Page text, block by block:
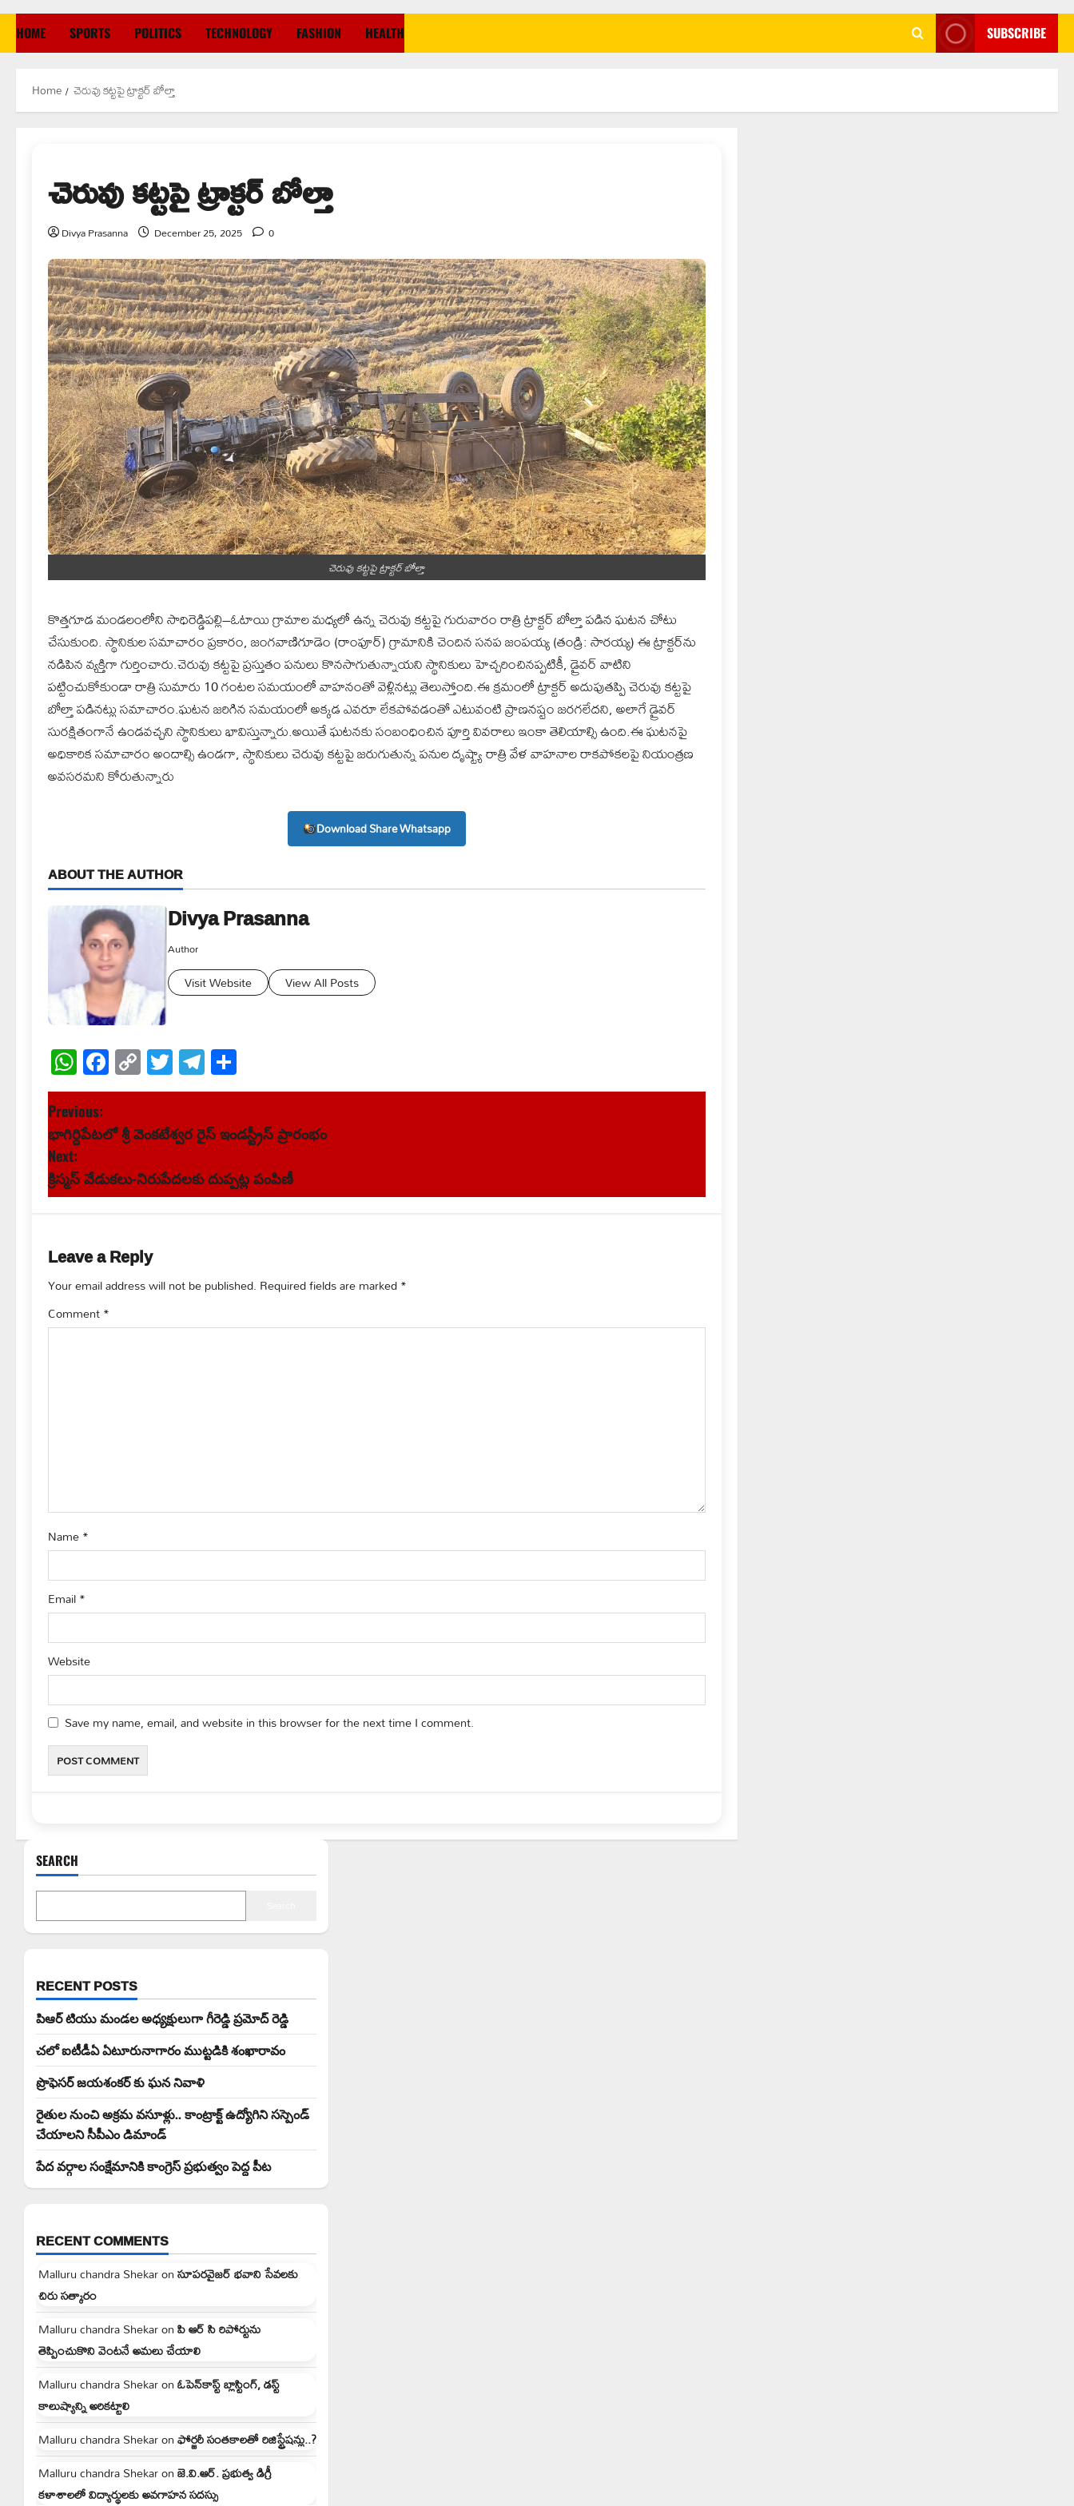
HOME SPORTS POLITICS TECHNOLOGY FASHION HEALTH SUBSCRIBE
Home చెరువు కట్టపై ట్రాక్టర్ బోల్తా
చెరువు కట్టపై ట్రాక్టర్ బోల్తా
Divya Prasanna December 25, 2025 0
చెరువు కట్టపై ట్రాక్టర్ బోల్తా
కొత్తగూడ మండలంలోని సాధిరెడ్డిపల్లి–ఓటాయి గ్రామాల మధ్యలో ఉన్న చెరువు కట్టపై గురువారం రాత్రి ట్రాక్టర్ బోల్తా పడిన ఘటన చోటు
చేసుకుంది. స్థానికుల సమాచారం ప్రకారం, జంగవాణిగూడెం (రాంపూర్) గ్రామానికి చెందిన సనప జంపయ్య (తండ్రి: సారయ్య) ఈ ట్రాక్టర్‌ను
నడిపిన వ్యక్తిగా గుర్తించారు.చెరువు కట్టపై ప్రస్తుతం పనులు కొనసాగుతున్నాయని స్థానికులు హెచ్చరించినప్పటికీ, డ్రైవర్ వాటిని
పట్టించుకోకుండా రాత్రి సుమారు 10 గంటల సమయంలో వాహనంతో వెళ్లినట్లు తెలుస్తోంది.ఈ క్రమంలో ట్రాక్టర్ అదుపుతప్పి చెరువు కట్టపై
బోల్తా పడినట్లు సమాచారం.ఘటన జరిగిన సమయంలో అక్కడ ఎవరూ లేకపోవడంతో ఎటువంటి ప్రాణనష్టం జరగలేదని, అలాగే డ్రైవర్
సురక్షితంగానే ఉండవచ్చని స్థానికులు భావిస్తున్నారు.అయితే ఘటనకు సంబంధించిన పూర్తి వివరాలు ఇంకా తెలియాల్సి ఉంది.ఈ ఘటనపై
అధికారిక సమాచారం అందాల్సి ఉండగా, స్థానికులు చెరువు కట్టపై జరుగుతున్న పనుల దృష్ట్యా రాత్రి వేళ వాహనాల రాకపోకలపై నియంత్రణ
అవసరమని కోరుతున్నారు
Download Share Whatsapp
ABOUT THE AUTHOR
Divya Prasanna
Author
Visit Website View All Posts
WhatsApp
Facebook
Copy
Link
TwitterTelegram
P
o
s
n
a
v
o
n
Previous:
భాగిర్దిపేటలో శ్రీ వెంకటేశ్వర రైస్ ఇండస్ట్రీస్ ప్రారంభం
Next:
క్రిస్మస్ వేడుకలు-నిరుపేదలకు దుప్పట్ల పంపిణీ
Leave a Reply
Your email address will not be published. Required fields are marked*
Comment*
Name*
Email*
Website
Save my name, email, and website in this browser for the next time I comment.
SEARCH
RECENT POSTS
పిఆర్ టియు మండల అధ్యక్షులుగా గీరెడ్డి ప్రమోద్ రెడ్డి
చలో ఐటీడీఏ ఏటూరునాగారం ముట్టడికి శంఖారావం
ప్రొఫెసర్ జయశంకర్ కు ఘన నివాళి
రైతుల నుంచి అక్రమ వసూళ్లు.. కాంట్రాక్ట్ ఉద్యోగిని సస్పెండ్
చేయాలని సీపీఎం డిమాండ్
పేద వర్గాల సంక్షేమానికి కాంగ్రెస్ ప్రభుత్వం పెద్ద పీట
RECENT COMMENTS
Malluru chandra Shekaronసూపరవైజర్ భవాని సేవలకు
చిరు సత్కారం
Malluru chandra Shekaronపి ఆర్ సి రిపోర్టును
తెప్పించుకొని వెంటనే అమలు చేయాలి
Malluru chandra Shekaronఓపెన్‌కాస్ట్ బ్లాస్టింగ్, డస్ట్
కాలుష్యాన్ని అరికట్టాలి
Malluru chandra Shekaronఫోర్జరీ సంతకాలతో రిజిస్ట్రేషన్లు..?
Malluru chandra Shekaronజె.వి.ఆర్. ప్రభుత్వ డిగ్రీ
కళాశాలలో విద్యార్థులకు అవగాహన సదస్సు